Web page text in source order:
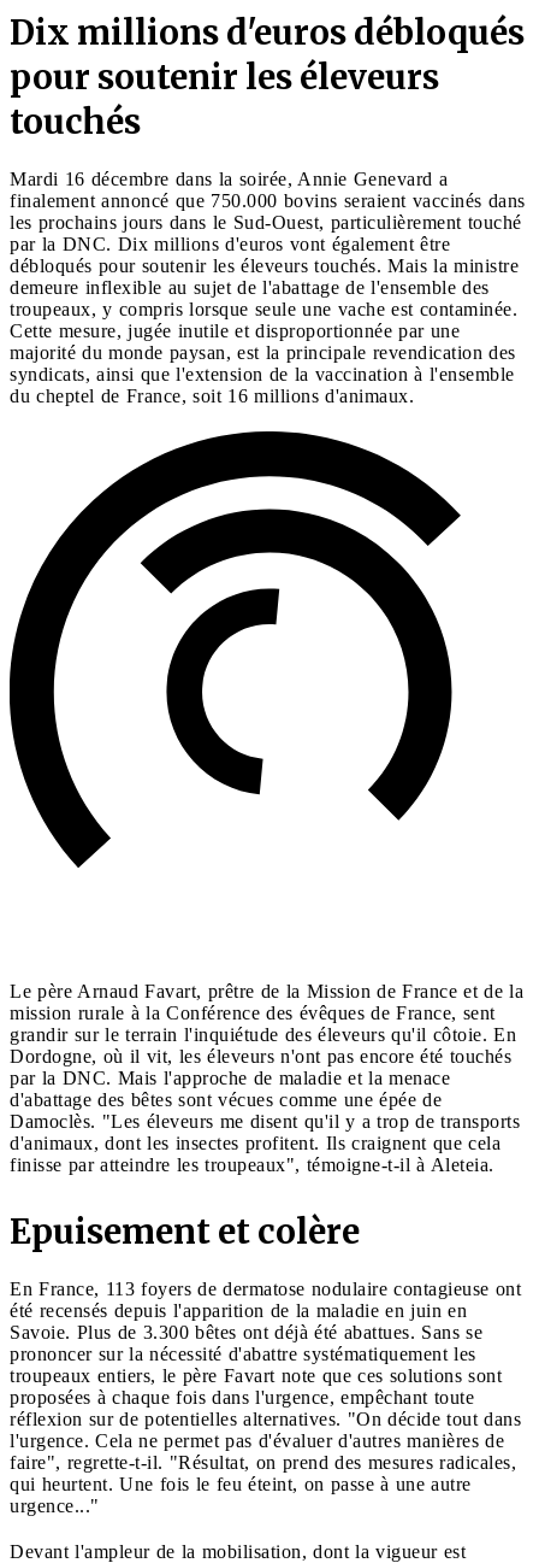
Dix millions d'euros débloqués
pour soutenir les éleveurs
touchés
Mardi 16 décembre dans la soirée, Annie Genevard a
finalement annoncé que 750.000 bovins seraient vaccinés dans
les prochains jours dans le Sud-Ouest, particulièrement touché
par la DNC. Dix millions d'euros vont également être
débloqués pour soutenir les éleveurs touchés. Mais la ministre
demeure inflexible au sujet de l'abattage de l'ensemble des
troupeaux, y compris lorsque seule une vache est contaminée.
Cette mesure, jugée inutile et disproportionnée par une
majorité du monde paysan, est la principale revendication des
syndicats, ainsi que l'extension de la vaccination à l'ensemble
du cheptel de France, soit 16 millions d'animaux.
Le père Arnaud Favart, prêtre de la Mission de France et de la
mission rurale à la Conférence des évêques de France, sent
grandir sur le terrain l'inquiétude des éleveurs qu'il côtoie. En
Dordogne, où il vit, les éleveurs n'ont pas encore été touchés
par la DNC. Mais l'approche de maladie et la menace
d'abattage des bêtes sont vécues comme une épée de
Damoclès. "Les éleveurs me disent qu'il y a trop de transports
d'animaux, dont les insectes profitent. Ils craignent que cela
finisse par atteindre les troupeaux", témoigne-t-il à Aleteia.
Epuisement et colère
En France, 113 foyers de dermatose nodulaire contagieuse ont
été recensés depuis l'apparition de la maladie en juin en
Savoie. Plus de 3.300 bêtes ont déjà été abattues. Sans se
prononcer sur la nécessité d'abattre systématiquement les
troupeaux entiers, le père Favart note que ces solutions sont
proposées à chaque fois dans l'urgence, empêchant toute
réflexion sur de potentielles alternatives. "On décide tout dans
l'urgence. Cela ne permet pas d'évaluer d'autres manières de
faire", regrette-t-il. "Résultat, on prend des mesures radicales,
qui heurtent. Une fois le feu éteint, on passe à une autre
urgence..."
Devant l'ampleur de la mobilisation, dont la vigueur est